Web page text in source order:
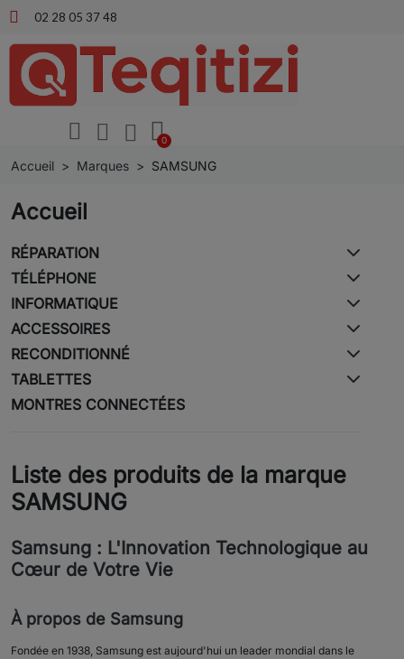
02 28 05 37 48
Accueil Marques SAMSUNG
Accueil
RÉPARATION
TÉLÉPHONE
INFORMATIQUE
ACCESSOIRES
RECONDITIONNÉ
TABLETTES
MONTRES CONNECTÉES
Liste des produits de la marque
SAMSUNG
Samsung : L'Innovation Technologique au
Cœur de Votre Vie
À propos de Samsung
Fondée en 1938, Samsung est aujourd'hui un leader mondial dans le